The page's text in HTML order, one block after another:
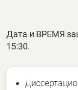
Дата и ВРЕМЯ
15:30.